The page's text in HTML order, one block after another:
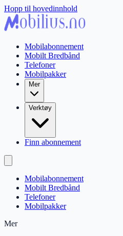
Hopp til hovedinnhold
Mobilabonnement
Mobilt Bredbånd
Telefoner
Mobilpakker
Mer
Verktøy
Finn abonnement
Mobilabonnement
Mobilt Bredbånd
Telefoner
Mobilpakker
Mer